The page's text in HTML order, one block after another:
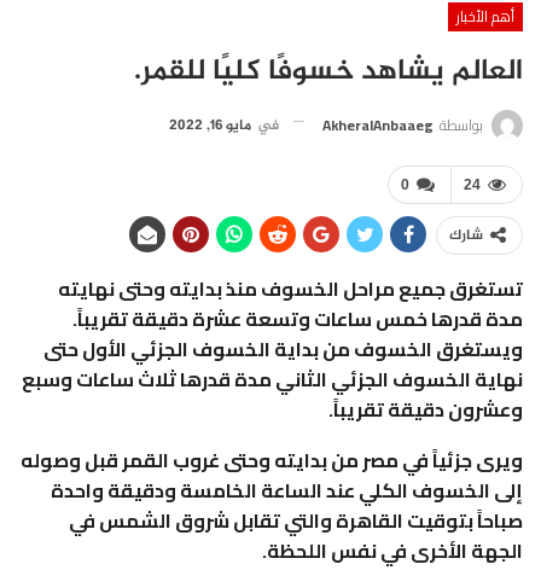
أهم الأخبار
العالم يشاهد خسوفًا كليًا للقمر.
بواسطة AkheralAnbaaeg في مايو 16, 2022
0 24
شارك
تستغرق جميع مراحل الخسوف منذ بدايته وحتى نهايته
مدة قدرها خمس ساعات وتسعة عشرة دقيقة تقريباً.
ويستغرق الخسوف من بداية الخسوف الجزئي الأول حتى
نهاية الخسوف الجزئي الثاني مدة قدرها ثلاث ساعات وسبع
وعشرون دقيقة تقريباً.
ويرى جزئياً في مصر من بدايته وحتى غروب القمر قبل وصوله
إلى الخسوف الكلي عند الساعة الخامسة ودقيقة واحدة
صباحاً بتوقيت القاهرة والتي تقابل شروق الشمس في
الجهة الأخرى في نفس اللحظة.